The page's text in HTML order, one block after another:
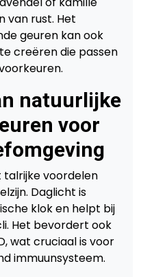
van rust. Het
geuren kan ook
creëren die passen
natuurlijke
voor
talrijke voordelen
Daglicht is
klok en helpt bij
Het bevordert ook
wat cruciaal is voor
immuunsysteem.